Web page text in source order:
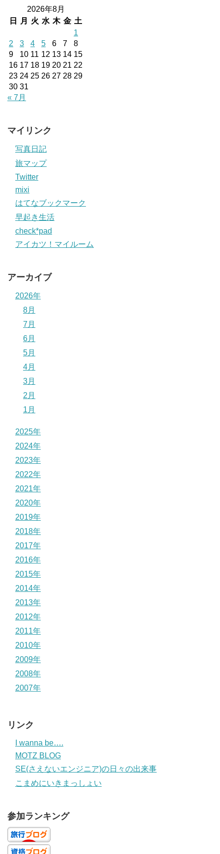
2026年8月
日
月 火 水 木 金 土
1
2
3 4 5 6 7
8
9
10 11 12 13 14 15
16 17 18 19 20 21 22
23 24 25 26 27 28 29
30 31
« 7月
マイリンク
写真日記
旅マップ
Twitter
mixi
はてなブックマーク
早起き生活
check*pad
アイカツ！マイルーム
アーカイブ
2026年
8月
7月
6月
5月
4月
3月
2月
1月
2025年
2024年
2023年
2022年
2021年
2020年
2019年
2018年
2017年
2016年
2015年
2014年
2013年
2012年
2011年
2010年
2009年
2008年
2007年
リンク
I wanna be….
MOTZ BLOG
SE(さえないエンジニア)の日々の出来事
こまめにいきまっしょい
参加ランキング